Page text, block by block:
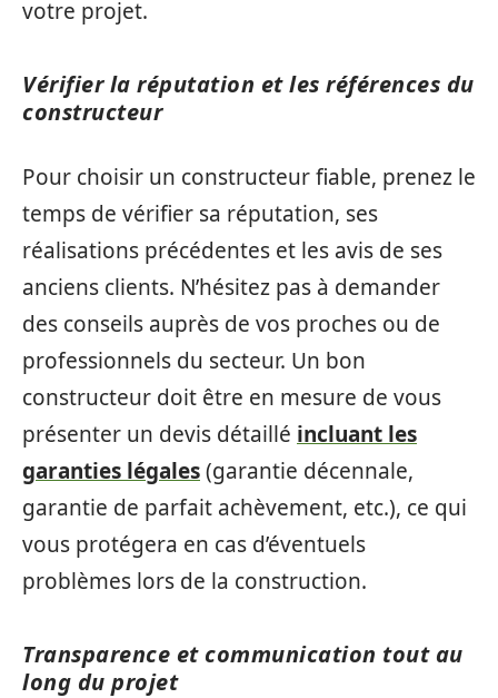
votre projet.
Vérifier la réputation et les références du
constructeur
Pour choisir un constructeur fiable, prenez le
temps de vérifier sa réputation, ses
réalisations précédentes et les avis de ses
anciens clients. N’hésitez pas à demander
des conseils auprès de vos proches ou de
professionnels du secteur. Un bon
constructeur doit être en mesure de vous
présenter un devis détaillé incluant les
garanties légales(garantie décennale,
garantie de parfait achèvement, etc.), ce qui
vous protégera en cas d’éventuels
problèmes lors de la construction.
Transparence et communication tout au
long du projet